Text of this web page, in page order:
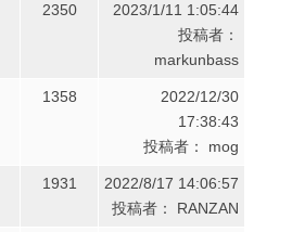
2350
2023/1/11 1:05:44
投稿者：
markunbass
1358
2022/12/30
17:38:43
投稿者： mog
1931
2022/8/17 14:06:57
投稿者： RANZAN